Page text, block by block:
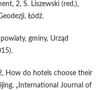
2, S. Liszewski (red.),
Łódź.
gminy, Urząd
How do hotels choose their
„International Journal of